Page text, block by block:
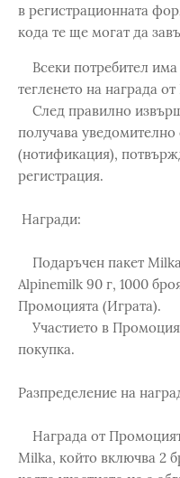
в регистрационната
кода те ще могат да
Всеки потребител има
тегленето на награда
След правилно
получава
(нотификация),
регистрация.
Награди:
Подаръчен пакет
Alpinemilk 90 г, 1000
Промоцията (Играта).
Участието в
покупка.
Разпределение на
Награда от
Milka, който включва 2